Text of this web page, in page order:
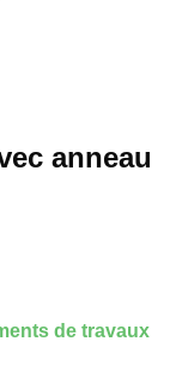
anneau
de travaux